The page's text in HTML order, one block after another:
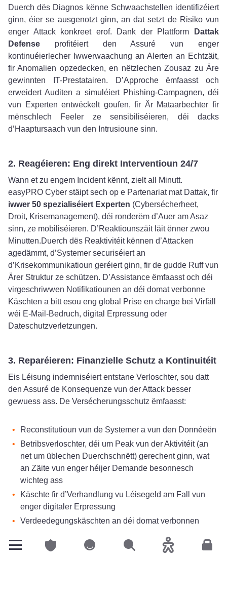
PrivatclientenPrivatclientenSichen Accessibilitéit
Duerch dës Diagnos kënne Schwaachstellen identifizéiert
ginn, éier se ausgenotzt ginn, an dat setzt de Risiko vun
enger Attack konkreet erof. Dank der Plattform
Dattak
Defense profitéiert den Assuré vun enger
kontinuéierlecher Iwwerwaachung an Alerten an Echtzäit,
fir Anomalien opzedecken, en nëtzlechen Zousaz zu Äre
gewinnten IT-Prestatairen. D’Approche ëmfaasst och
erweidert Auditen a simuléiert Phishing-Campagnen, déi
vun Experten entwéckelt goufen, fir Är Mataarbechter fir
mënschlech Feeler ze sensibiliséieren, déi dacks
d’Haaptursaach vun den Intrusioune sinn.
2. Reagéieren: Eng direkt Interventioun 24/7
Wann et zu engem Incident kënnt, zielt all Minutt.
easyPRO Cyber stäipt sech op e Partenariat mat Dattak, fir
iwwer 50 spezialiséiert Experten (Cybersécherheet,
Droit, Krisemanagement), déi ronderëm d’Auer am Asaz
sinn, ze mobiliséieren. D’Reaktiounszäit läit ënner zwou
Minutten.Duerch dës Reaktivitéit kënnen d’Attacken
agedämmt, d’Systemer securiséiert an
d’Krisekommunikatioun geréiert ginn, fir de gudde Ruff vun
Ärer Struktur ze schützen. D’Assistance ëmfaasst och déi
virgeschriwwen Notifikatiounen an déi domat verbonne
Käschten a bitt esou eng global Prise en charge bei Virfäll
wéi E-Mail-Bedruch, digital Erpressung oder
Dateschutzverletzungen.
3. Reparéieren: Finanzielle Schutz a Kontinuitéit
Eis Léisung indemniséiert entstane Verloschter, sou datt
den Assuré de Konsequenze vun der Attack besser
gewuess ass. De Versécherungsschutz ëmfaasst:
Reconstitutioun vun de Systemer a vun den Donnéeën
Betribsverloschter, déi um Peak vun der Aktivitéit (an
net um üblechen Duerchschnëtt) gerechent ginn, wat
an Zäite vun enger héijer Demande besonnesch
wichteg ass
Käschte fir d’Verhandlung vu Léisegeld am Fall vun
enger digitaler Erpressung
Verdeedegungskäschten an déi domat verbonnen
betraff ass